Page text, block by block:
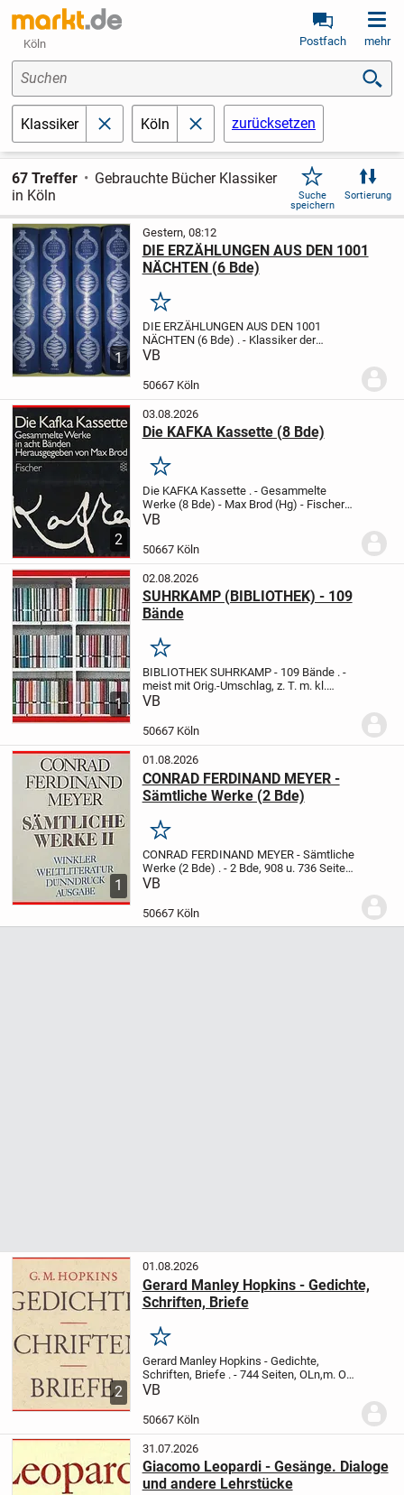
Köln Postfach mehr
Suchen
Klassiker schließen
Köln schließenzurücksetzen
67 Treffer
Gebrauchte Bücher Klassiker
in Köln
Suche
speichern
Sortierung
1
Gestern, 08:12
DIE ERZÄHLUNGEN AUS DEN 1001
NÄCHTEN (6 Bde)
Merken
DIE ERZÄHLUNGEN AUS DEN 1001
NÄCHTEN (6 Bde) .- Klassiker der
Weltliteratur
arabischen Urtext der
VB
50667 Köln
2
03.08.2026
Die KAFKA Kassette (8 Bde)
Merken
Die KAFKA Kassette.- Gesammelte
Werke (8 Bde) - Max Brod (Hg) - Fischer
TB- z.T. mit Bleist.-Unterstr. u. hs.
ProzeßBand 3: Das Schloß
VB
50667 Köln
1
02.08.2026
SUHRKAMP (BIBLIOTHEK) - 109
Bände
Merken
BIBLIOTHEK SUHRKAMP - 109 Bände.-
meist mit Orig.-Umschlag, z. T. m. kl.
Gebr.-Sp.
Possums Katzenbuch
VB
50667 Köln
1
01.08.2026
CONRAD FERDINAND MEYER -
Sämtliche Werke (2 Bde)
Merken
CONRAD FERDINAND MEYER - Sämtliche
Werke (2 Bde) . - 2 Bde, 908 u. 736 Seiten
, OLn, m. OU, in OSchuber
Poernbacher
1968. ...
VB
50667 Köln
2
01.08.2026
Gerard Manley Hopkins - Gedichte,
Schriften, Briefe
Merken
Gerard Manley Hopkins - Gedichte,
Schriften, Briefe. - 744 Seiten, OLn,m. OU
- Kösel Verlag, 1. Aufl. 1954
Stratford bei London; † 8. Juni 1889 in...
VB
50667 Köln
31.07.2026
Giacomo Leopardi - Gesänge. Dialoge
und andere Lehrstücke